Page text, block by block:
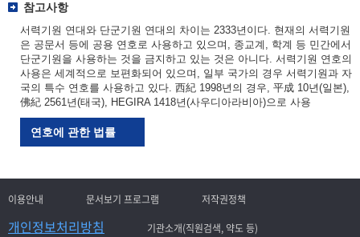
참고사항
서력기원 연대와 단군기원 연대의 차이는 2333년이다. 현재의 서력기원
은 공문서 등에 공용 연호로 사용하고 있으며, 종교계, 학계 등 민간에서
단군기원을 사용하는 것을 금지하고 있는 것은 아니다. 서력기원 연호의
사용은 세계적으로 보편화되어 있으며, 일부 국가의 경우 서력기원과 자
국의 특수 연호를 사용하고 있다. 西紀 1998년의 경우, 平成 10년(일본),
佛紀 2561년(태국), HEGIRA 1418년(사우디아라비아)으로 사용
연호에 관한 법률
이용안내 문서보기 프로그램 저작권정책
개인정보처리방침
기관소개(직원검색, 약도 등)